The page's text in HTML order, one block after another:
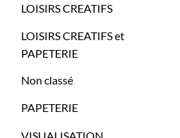
LOISIRS CREATIFS
LOISIRS CREATIFS et
PAPETERIE
Non classé
PAPETERIE